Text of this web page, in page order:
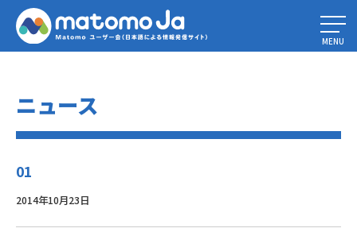
Home»
オープンソースカンファレンス2014 Tokyo/Fallに出展しました！
»01
MENU
ニュース
01
2014年10月23日